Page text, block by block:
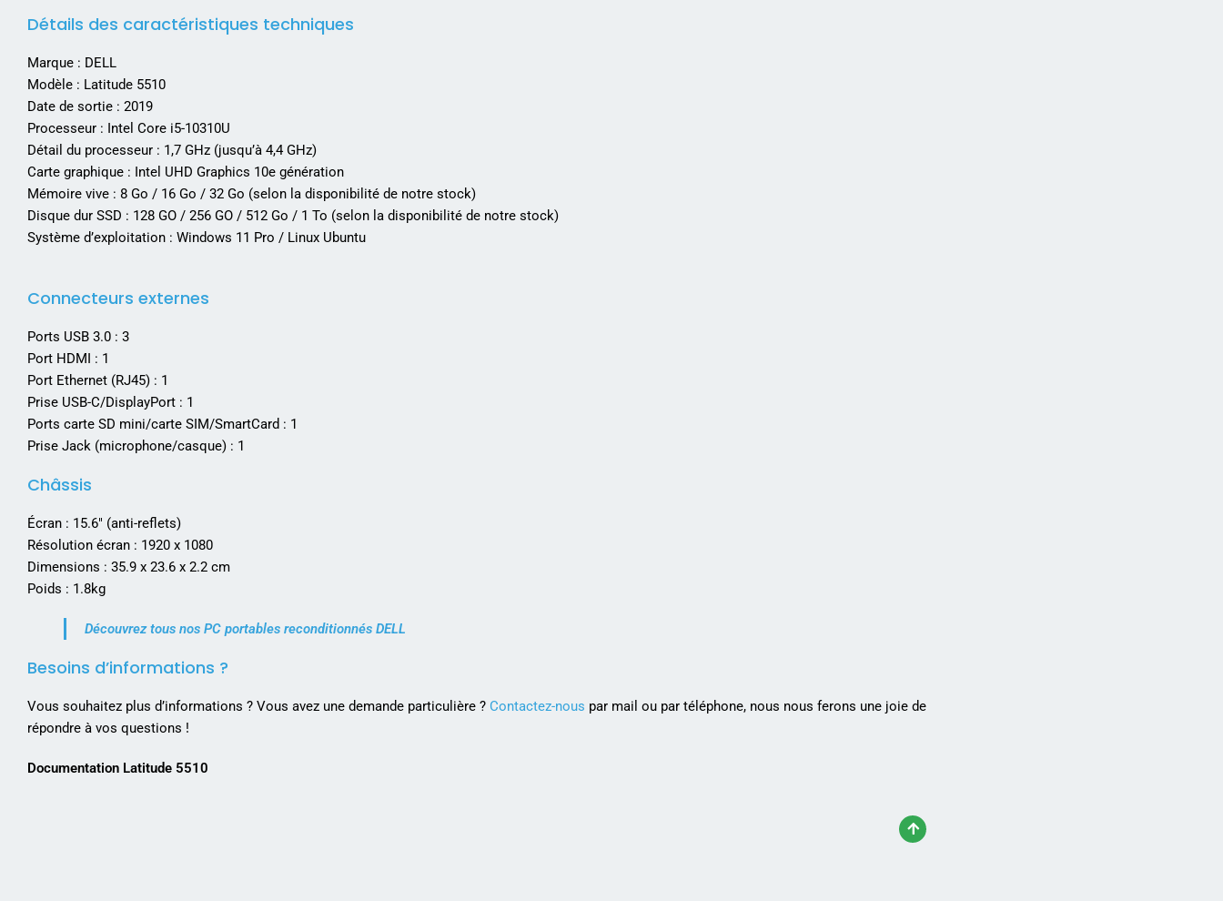
Détails des caractéristiques techniques
Marque : DELL
Modèle : Latitude 5510
Date de sortie : 2019
Processeur : Intel Core i5-10310U
Détail du processeur : 1,7 GHz (jusqu’à 4,4 GHz)
Carte graphique : Intel UHD Graphics 10e génération
Mémoire vive : 8 Go / 16 Go / 32 Go (selon la disponibilité de notre stock)
Disque dur SSD : 128 GO / 256 GO / 512 Go / 1 To (selon la disponibilité de notre stock)
Système d’exploitation : Windows 11 Pro / Linux Ubuntu
Connecteurs externes
Ports USB 3.0 : 3
Port HDMI : 1
Port Ethernet (RJ45) : 1
Prise USB-C/DisplayPort : 1
Ports carte SD mini/carte SIM/SmartCard : 1
Prise Jack (microphone/casque) : 1
Châssis
Écran : 15.6″ (anti-reflets)
Résolution écran : 1920 x 1080
Dimensions : 35.9 x 23.6 x 2.2 cm
Poids : 1.8kg
Découvrez tous nos PC portables reconditionnés DELL
Besoins d’informations ?
Vous souhaitez plus d’informations ? Vous avez une demande particulière ? Contactez-nous par mail ou par téléphone, nous nous ferons une joie de
répondre à vos questions !
Documentation Latitude 5510